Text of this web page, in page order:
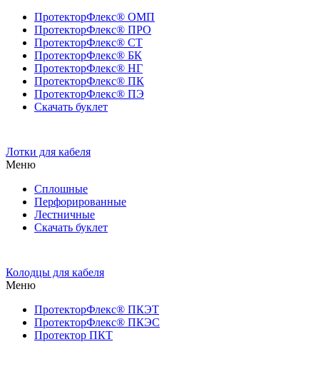
ПротекторФлекс® ОМП
ПротекторФлекс® ПРО
ПротекторФлекс® СТ
ПротекторФлекс® БК
ПротекторФлекс® НГ
ПротекторФлекс® ПК
ПротекторФлекс® ПЭ
Скачать буклет
Лотки для кабеля
Меню
Сплошные
Перфорированные
Лестничные
Скачать буклет
Колодцы для кабеля
Меню
ПротекторФлекс® ПКЭТ
ПротекторФлекс® ПКЭС
Протектор ПКТ